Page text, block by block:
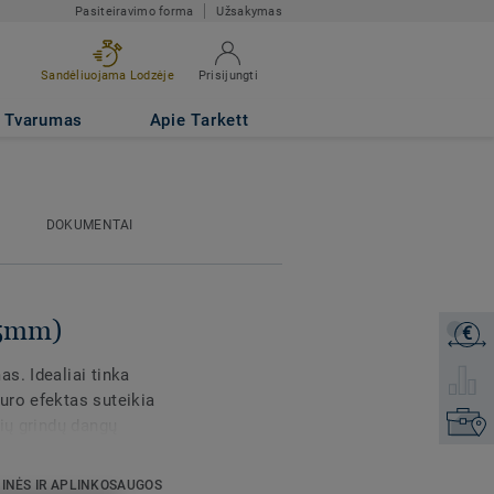
Pasiteiravimo forma Užsakymas
Sandėliuojama Lodzėje Prisijungti
Tvarumas Apie Tarkett
€
DOKUMENTAI
Idealiai tinka
efektas suteikia
apsauga,
IR APLINKOSAUGOS